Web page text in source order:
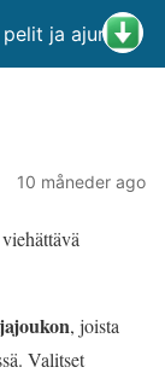
ja ajurit
10 måneder ago
, joista
Valitset